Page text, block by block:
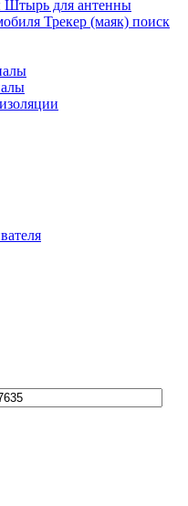
Штырь для антенны
Трекер (маяк) поиск